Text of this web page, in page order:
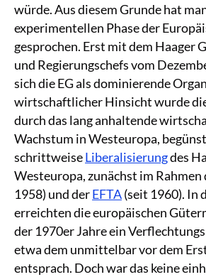
würde. Aus diesem Grunde hat
experimentellen Phase der
gesprochen. Erst mit dem Haager
und Regierungschefs vom
sich die EG als dominierende
wirtschaftlicher Hinsicht wurde
durch das lang anhaltende
Wachstum in Westeuropa,
schrittweiseLiberalisierungdes
Westeuropa, zunächst im Rahmen
1958) und derEFTA(seit 1960). In
erreichten die europäischen
der 1970er Jahre ein
etwa dem unmittelbar vor dem
entsprach. Doch war das keine